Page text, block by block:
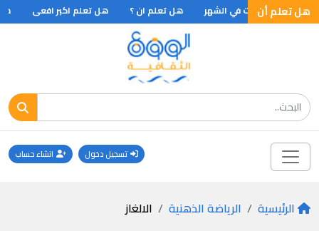
هل تعلم أن هل تعلم ان ؟ هل تعلم اكبر افعى
تسجيل دخول انشاء حساب
الرئيسية الرياضة الذهنية الالغاز